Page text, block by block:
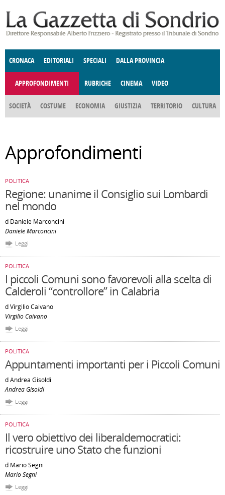
CRONACA EDITORIALI SPECIALI DALLA PROVINCIA
APPROFONDIMENTI
SOCIETÀ COSTUME ECONOMIA GIUSTIZIA TERRITORIO CULTURA
RUBRICHE
DELLE IDEE FATTI DELLO SPIRITO CCCVA
CINEMA VIDEO
Approfondimenti
POLITICA
Regione: unanime il Consiglio sui Lombardi
nel mondo
d Daniele Marconcini
Daniele Marconcini
Leggi
POLITICA
I piccoli Comuni sono favorevoli alla scelta di
Calderoli “controllore” in Calabria
d Virgilio Caivano
Virgilio Caivano
Leggi
POLITICA
Appuntamenti importanti per i Piccoli Comuni
d Andrea Gisoldi
Andrea Gisoldi
Leggi
POLITICA
Il vero obiettivo dei liberaldemocratici:
ricostruire uno Stato che funzioni
d Mario Segni
Mario Segni
Leggi